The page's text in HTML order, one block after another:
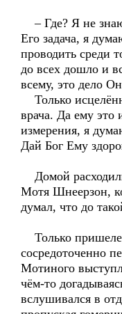
– Где? Я не
Его задача, я
проводить среди
до всех дошло и
всему, это дело
Только
врача. Да ему это
измерения, я
Дай Бог Ему
Домой
Мотя Шнеерзон,
думал, что до
Только
сосредоточенно
Мотиного
чём-то
вслушивался в